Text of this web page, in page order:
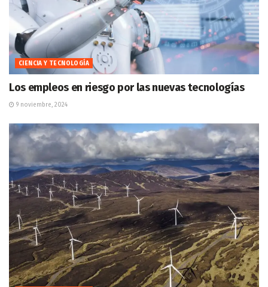
CIENCIA Y TECNOLOGÍA
Los empleos en riesgo por las nuevas tecnologías
9 noviembre, 2024